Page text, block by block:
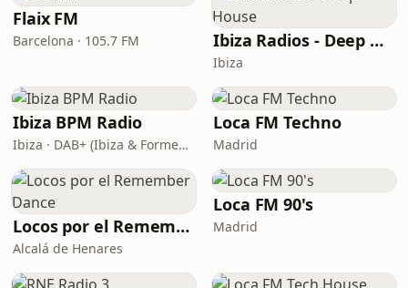
Flaix FM
Barcelona · 105.7 FM Ibiza Radios - Deep House
Ibiza
Ibiza BPM Radio
Ibiza · DAB+ (Ibiza & Formentera, Madrid, Barcelona)
Loca FM Techno
Madrid
Locos por el Remember Dance
Alcalá de Henares
Loca FM 90's
Madrid